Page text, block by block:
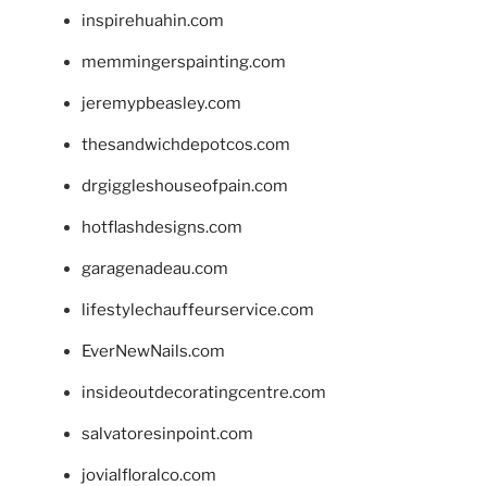
inspirehuahin.com
memmingerspainting.com
jeremypbeasley.com
thesandwichdepotcos.com
drgiggleshouseofpain.com
hotflashdesigns.com
garagenadeau.com
lifestylechauffeurservice.com
EverNewNails.com
insideoutdecoratingcentre.com
salvatoresinpoint.com
jovialfloralco.com